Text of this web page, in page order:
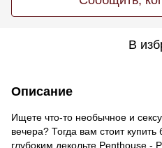
В
Описание
Ищете что-то необычное и
вечера? Тогда вам стоит
глубоким декольте Penthouse -